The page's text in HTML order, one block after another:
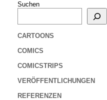
Suchen
CARTOONS
COMICS
COMICSTRIPS
VERÖFFENTLICHUNGEN
REFERENZEN